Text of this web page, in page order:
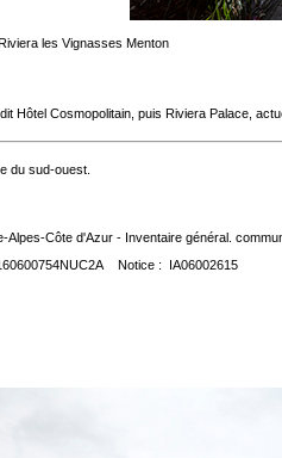
les Vignasses Menton
Hôtel Cosmopolitain, puis Riviera Palace,
du sud-ouest.
Alpes-Côte d'Azur - Inventaire général.
Notice : IA06002615